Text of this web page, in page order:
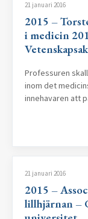
21 januari 2016
2015 –
i medicin
Professuren
inom det
innehavaren att
21 januari 2016
2015 –
lillhjärnan –